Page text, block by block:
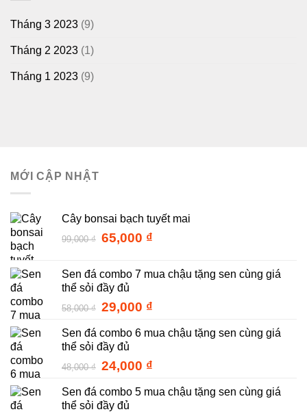
Tháng 3 2023 (9)
Tháng 2 2023 (1)
Tháng 1 2023 (9)
MỚI CẬP NHẬT
Cây bonsai bạch tuyết mai
99,000₫ Giá
99,000 ₫.
65,000 ₫Giá
là:
Sen đá combo 7 mua chậu tặng sen cùng giá
thể sỏi đầy đủ
58,000₫ Giá
là:
58,000 ₫.
29,000 ₫Giá
tại
29,000 ₫.
Sen đá combo 6 mua chậu tặng sen cùng giá
thể sỏi đầy đủ
48,000₫ Giá
là:
48,000 ₫.
24,000 ₫Giá
tại
Sen đá combo 5 mua chậu tặng sen cùng giá
thể sỏi đầy đủ